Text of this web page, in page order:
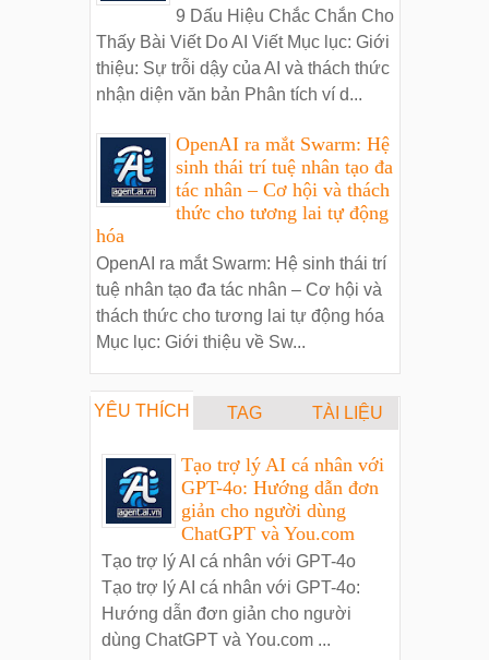
9 Dấu Hiệu Chắc Chắn Cho
Thấy Bài Viết Do AI Viết Mục lục: Giới
thiệu: Sự trỗi dậy của AI và thách thức
nhận diện văn bản Phân tích ví d...
OpenAI ra mắt Swarm: Hệ
sinh thái trí tuệ nhân tạo đa
tác nhân – Cơ hội và thách
thức cho tương lai tự động
hóa
OpenAI ra mắt Swarm: Hệ sinh thái trí
tuệ nhân tạo đa tác nhân – Cơ hội và
thách thức cho tương lai tự động hóa
Mục lục: Giới thiệu về Sw...
YÊU THÍCH TAG TÀI LIỆU
Tạo trợ lý AI cá nhân với
GPT-4o: Hướng dẫn đơn
giản cho người dùng
ChatGPT và You.com
Tạo trợ lý AI cá nhân với GPT-4o
Tạo trợ lý AI cá nhân với GPT-4o:
Hướng dẫn đơn giản cho người
dùng ChatGPT và You.com ...